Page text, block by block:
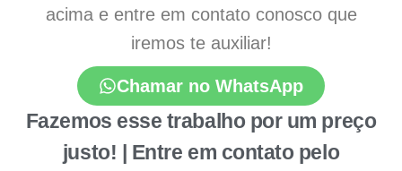
acima e entre em contato conosco que
iremos te auxiliar!
Chamar no WhatsApp
Fazemos esse trabalho por um preço
justo! | Entre em contato pelo